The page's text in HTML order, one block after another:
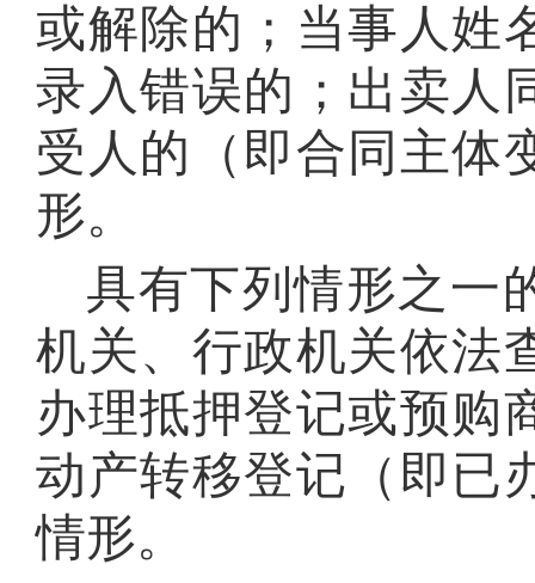
或解除的；当事人姓
录入错误的；出卖人
受人的（即合同主体
形。
具有下列情形之一
机关、行政机关依法
办理抵押登记或预购
动产转移登记（即已
情形。